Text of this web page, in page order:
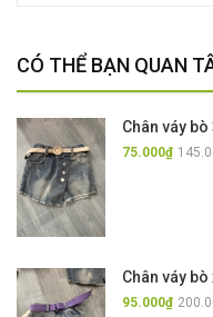
CÓ THỂ BẠN QUAN
Chân váy
75.000₫
Chân váy
95.000₫